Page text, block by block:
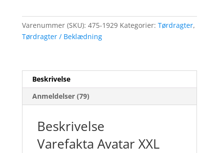
Varenummer (SKU): 475-1929 Kategorier: Tørdragter,
Tørdragter / Beklædning
Beskrivelse
Anmeldelser (79)
Beskrivelse
Varefakta Avatar XXL